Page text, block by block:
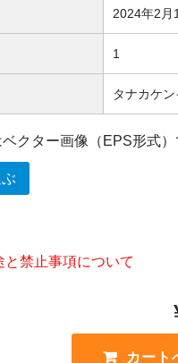
2024年2月
1
タナカケ
クター画像（EPS形式）
禁止事項について